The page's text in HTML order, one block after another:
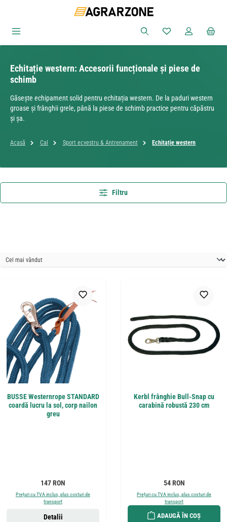
Sari la conținutul principal
Aveți 0 articole
Echitație western: Accesorii funcționale și piese de
schimb
Găsește echipament solid pentru echitația western. De la paduri western
groase și frânghii grele, până la piese de schimb practice pentru căpăstru
și șa.
Acasă Cal Sport ecvestru & Antrenament Echitație western
Filtru
BUSSE Westernrope STANDARD
coardă lucru la sol, corp nailon
greu
Preț obișnuit:
147 RON
Prețuri cu TVA inclus, plus costuri de
transport
Detalii
Kerbl frânghie Bull-Snap cu
carabină robustă 230 cm
Preț obișnuit:
54 RON
Prețuri cu TVA inclus, plus costuri de
transport
ADAUGĂ ÎN COȘ